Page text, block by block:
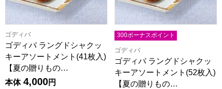
ゴディバ
ゴディバ ラングドシャクッ
キーアソートメント(41枚入)
【夏の贈りもの…
本体 4,000円
300ボーナスポイント
ゴディバ
ゴディバ ラングドシャクッ
キーアソートメント(52枚入)
【夏の贈りもの…